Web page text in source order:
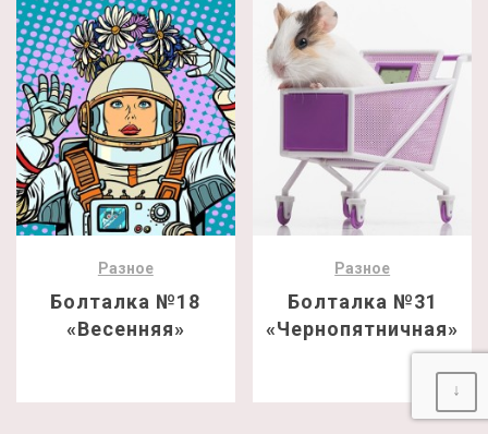
Разное
Болталка №18
«Весенняя»
Разное
Болталка №31
«Чернопятничная»
↓